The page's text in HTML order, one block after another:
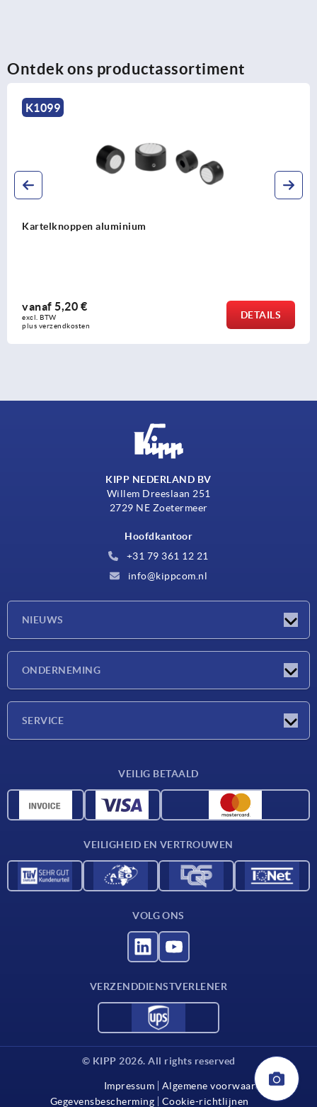
Ontdek ons productassortiment
DETAILS
Kartelknoppen met en zonder
KIPP NEDERLAND BV
Willem Dreeslaan 251
2729 NE Zoetermeer
Hoofdkantoor
+31 79 361 12 21
info@kippcom.nl
NIEUWS
ONDERNEMING
SERVICE
CAD-gegevens
VEILIG BETAALD
VEILIGHEID EN VERTROUWEN
VOLG ONS
VERZENDDIENSTVERLENER
© KIPP 2026. All rights reserved
Impressum
Algemene voorwaarden
Gegevensbescherming
Cookie-richtlijnen